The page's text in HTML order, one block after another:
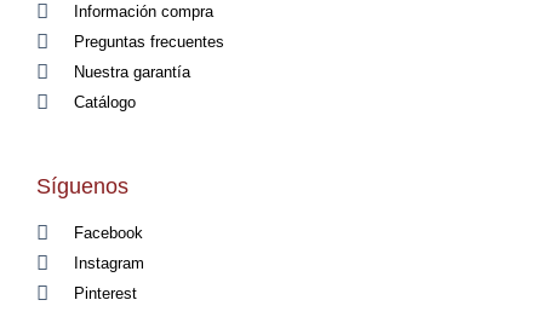
Información compra
Preguntas frecuentes
Nuestra garantía
Catálogo
Síguenos
Facebook
Instagram
Pinterest